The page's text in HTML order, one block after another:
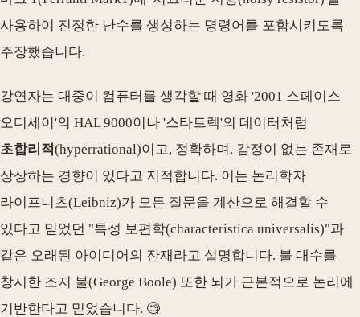
사용하여 진정한 난수를 생성하는 명령어를 포함시키도록
주장했습니다.
강연자는 대중이 컴퓨터를 생각할 때 영화 '2001 스페이스
오디세이'의 HAL 9000이나 '스타트렉'의 데이터처럼
초합리적(hyperrational)이고, 정확하며, 감정이 없는 존재로
상상하는 경향이 있다고 지적합니다. 이는 논리학자
라이프니츠(Leibniz)가 모든 질문을 계산으로 해결할 수
있다고 믿었던 "특성 보편학(characteristica universalis)"과
같은 오래된 아이디어의 잔재라고 설명합니다. 불 대수를
창시한 조지 불(George Boole) 또한 뇌가 근본적으로 논리에
기반한다고 믿었습니다. 🧐